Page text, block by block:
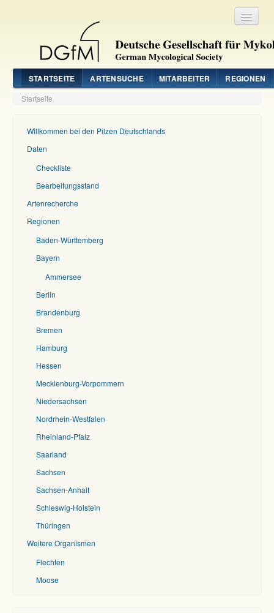
STARTSEITE ARTENSUCHE MITARBEITER REGIONEN
Startseite
Willkommen bei den Pilzen Deutschlands
Daten
Checkliste
Bearbeitungsstand
Artenrecherche
Regionen
Baden-Württemberg
Bayern
Ammersee
Berlin
Brandenburg
Bremen
Hamburg
Hessen
Mecklenburg-Vorpommern
Niedersachsen
Nordrhein-Westfalen
Rheinland-Pfalz
Saarland
Sachsen
Sachsen-Anhalt
Schleswig-Holstein
Thüringen
Weitere Organismen
Flechten
Moose